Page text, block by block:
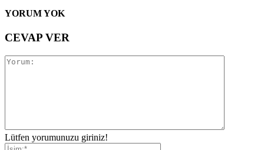
YORUM YOK
CEVAP VER
Lütfen yorumunuzu giriniz!